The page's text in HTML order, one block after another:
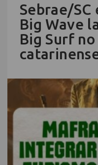
Sebrae/
Big Wave
Big Surf no